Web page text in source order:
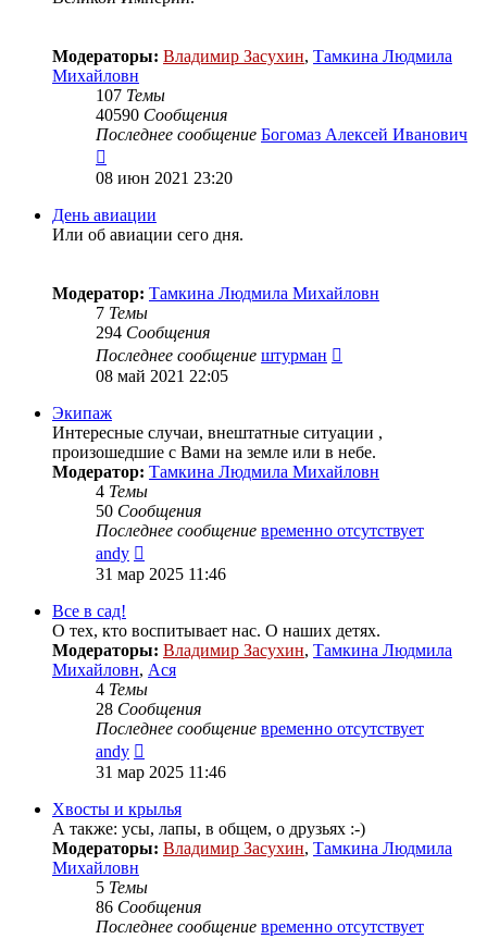
Модераторы: Владимир Засухин, Тамкина Людмила
Михайловн
107 Темы
40590 Сообщения
Последнее сообщение Богомаз Алексей Иванович
к
сообщению
08 июн 2021 23:20
День авиации
Или об авиации сего дня.
Модератор: Тамкина Людмила Михайловн
7 Темы
294 Сообщения
Последнее сообщение штурман
08 май 2021 22:05
Экипаж
Интересные случаи, внештатные ситуации ,
произошедшие с Вами на земле или в небе.
Модератор: Тамкина Людмила Михайловн
4 Темы
50 Сообщения
Последнее сообщение временно отсутствует
andy
к
31 мар 2025 11:46
Все в сад!
О тех, кто воспитывает нас. О наших детях.
Модераторы: Владимир Засухин, Тамкина Людмила
Михайловн, Ася
4 Темы
28 Сообщения
Последнее сообщение временно отсутствует
andy
к
сообщению
31 мар 2025 11:46
Хвосты и крылья
А также: усы, лапы, в общем, о друзьях :-)
Модераторы: Владимир Засухин, Тамкина Людмила
Михайловн
5 Темы
86 Сообщения
Последнее сообщение временно отсутствует